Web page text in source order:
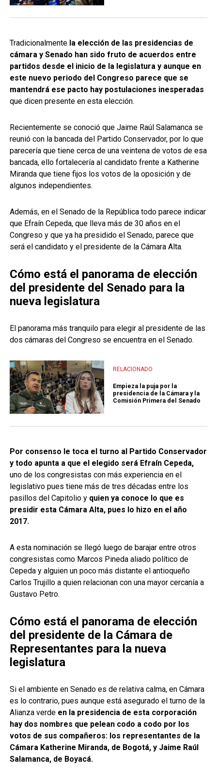
Tradicionalmente la elección de las presidencias de
cámara y Senado han sido fruto de acuerdos entre
partidos desde el inicio de la legislatura y aunque en
este nuevo periodo del Congreso parece que se
mantendrá ese pacto hay postulaciones inesperadas
que dicen presente en esta elección.
Recientemente se conoció que Jaime Raúl Salamanca se
reunió con la bancada del Partido Conservador, por lo que
parecería que tiene cerca de una veintena de votos de esa
bancada, ello fortalecería al candidato frente a Katherine
Miranda que tiene fijos los votos de la oposición y de
algunos independientes.
Además, en el Senado de la República todo parece indicar
que Efraín Cepeda, que lleva más de 30 años en el
Congreso y que ya ha presidido el Senado, parece que
será el candidato y el presidente de la Cámara Alta.
Cómo está el panorama de elección
del presidente del Senado para la
nueva legislatura
El panorama más tranquilo para elegir al presidente de las
dos cámaras del Congreso se encuentra en el Senado.
RELACIONADO
Empieza la puja por la
presidencia de la Cámara y la
Comisión Primera del Senado
Por consenso le toca el turno al Partido Conservador
y todo apunta a que el elegido será Efraín Cepeda,
uno de los congresistas con más experiencia en el
legislativo pues tiene más de tres décadas entre los
pasillos del Capitolio y quien ya conoce lo que es
presidir esta Cámara Alta, pues lo hizo en el año
2017.
A esta nominación se llegó luego de barajar entre otros
congresistas como Marcos Pineda aliado político de
Cepeda y alguien un poco más distante el antioqueño
Carlos Trujillo a quien relacionan con una mayor cercanía a
Gustavo Petro.
Cómo está el panorama de elección
del presidente de la Cámara de
Representantes para la nueva
legislatura
Si el ambiente en Senado es de relativa calma, en Cámara
es lo contrario, pues aunque está asegurado el turno de la
Alianza verde en la presidencia de esta corporación
hay dos nombres que pelean codo a codo por los
votos de sus compañeros: los representantes de la
Cámara Katherine Miranda, de Bogotá, y Jaime Raúl
Salamanca, de Boyacá.